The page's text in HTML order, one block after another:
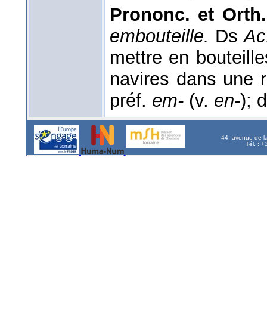
Prononc. et
embouteille. Ds
mettre en
navires dans une
préf. em- (v. en-);
44, avenue de
Tél. :